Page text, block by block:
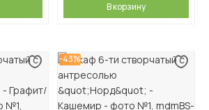
В корзину
-43%